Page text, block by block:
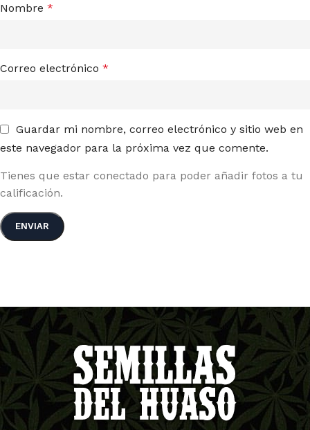
Nombre *
Correo electrónico *
Guardar mi nombre, correo electrónico y sitio web en
este navegador para la próxima vez que comente.
Tienes que estar conectado para poder añadir fotos a tu
calificación.